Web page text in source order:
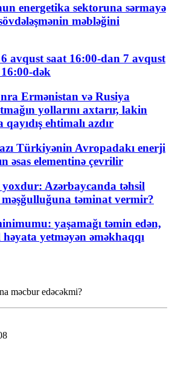
energetika sektoruna sərmayə
məbləğini
avqust saat 16:00-dan 7 avqust
16:00-dək
Ermənistan və Rusiya
yollarını axtarır, lakin
ehtimalı azdır
Türkiyənin Avropadakı enerji
əsas elementinə çevrilir
Azərbaycanda təhsil
təminat vermir?
yaşamağı təmin edən,
yetməyən əməkhaqqı
məcbur edəcəkmi?